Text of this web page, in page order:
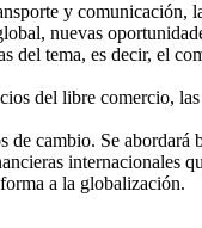
y
nuevas
tema, es decir, el
del libre comercio,
cambio. Se
internacionales
a la globalización.